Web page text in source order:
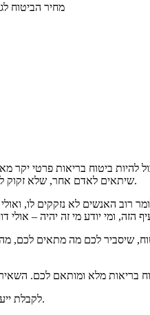
מחיר הביטוח
להיות ביטוח בריאות פרטי יקר
שיתאים לאדם אחר, שלא זקוק לחלק מהסעיפים המפוארים והיקרים, וזה סתם בזבוז כסף עבורו.
רוב האנשים לא נזקקים לו,
שיסביר לכם מה מתאים
לקבלת ייעוץ חינם ובדיקת הוזלה בביטוח שלך ללא עלות, השאירו פרטים.